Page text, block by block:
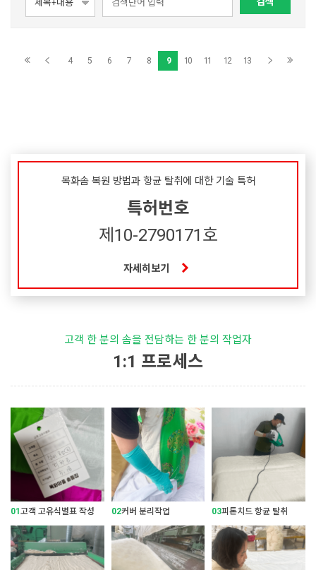
4 5 6 7 8 9 10 11 12 13
목화솜 복원 방법과 항균 탈취에 대한 기술 특허
특허번호
제10-2790171호
자세히보기
고객 한 분의 솜을 전담하는 한 분의 작업자
1:1 프로세스
01고객 고유식별표 작성 02커버 분리작업 03피톤치드 항균 탈취